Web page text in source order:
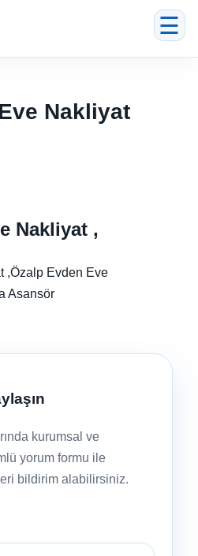
☰
Nakliyat
Nakliyat ,
,Özalp Evden Eve
Asansör
kurumsal ve
yorum formu ile
bildirim alabilirsiniz.